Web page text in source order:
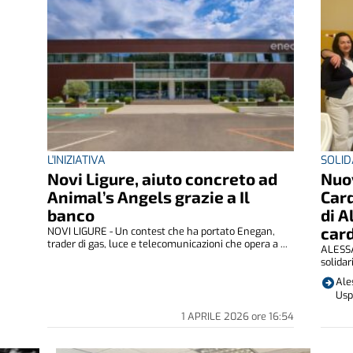
L'INIZIATIVA
Novi Ligure, aiuto concreto ad
Animal’s Angels grazie a Il
banco
1 APRILE 2026ore 16:54
NOVI LIGURE - Un contest che ha portato Enegan,
trader di gas, luce e telecomunicazioni che opera a ...
di